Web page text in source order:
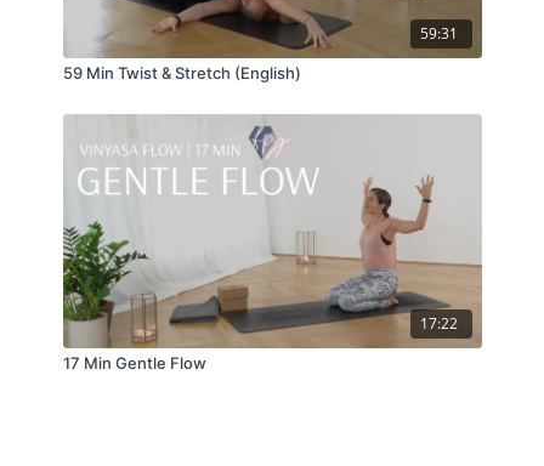
59:31
59 Min Twist & Stretch (English)
17:22
17 Min Gentle Flow